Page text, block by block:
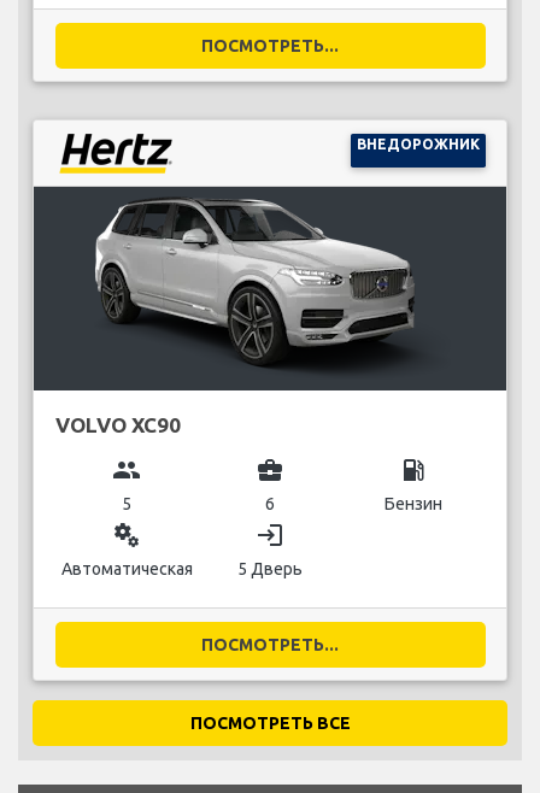
ПОСМОТРЕТЬ...
ВНЕДОРОЖНИК
VOLVO XC90
group
5
business_center
6
local_gas_station
Бензин
miscellaneous_services
Автоматическая
login
5 Дверь
ПОСМОТРЕТЬ...
ПОСМОТРЕТЬ ВСЕ